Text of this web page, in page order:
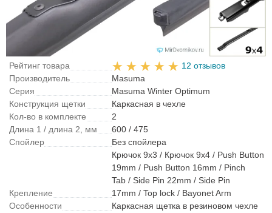
Рейтинг товара
12 отзывов
Производитель
Masuma
Серия
Masuma Winter Optimum
Конструкция щетки
Каркасная в чехле
Кол-во в комплекте
2
Длина 1 / длина 2, мм
600 / 475
Спойлер
Без спойлера
Крепление
Крючок 9x3 / Крючок 9x4 / Push Button
19mm / Push Button 16mm / Pinch
Tab / Side Pin 22mm / Side Pin
17mm / Top lock / Bayonet Arm
Особенности
Каркасная щетка в резиновом чехле